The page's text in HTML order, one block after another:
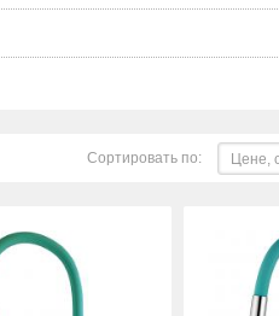
Сортировать по: Цене,